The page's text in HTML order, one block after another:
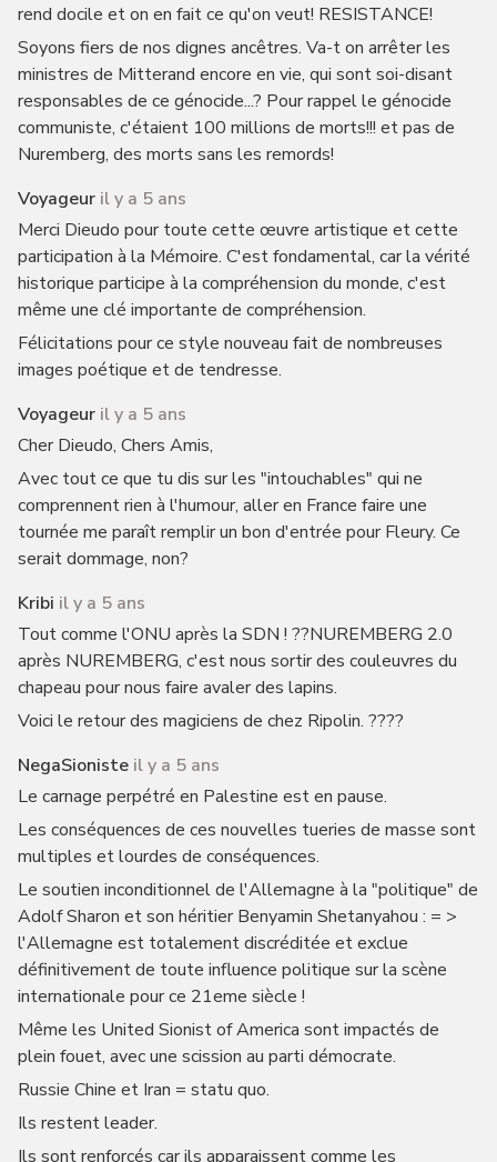
rend docile et on en fait ce qu'on veut! RESISTANCE!
Soyons fiers de nos dignes ancêtres. Va-t on arrêter les
ministres de Mitterand encore en vie, qui sont soi-disant
responsables de ce génocide...? Pour rappel le génocide
communiste, c'étaient 100 millions de morts!!! et pas de
Nuremberg, des morts sans les remords!
Voyageur il y a 5 ans
Merci Dieudo pour toute cette œuvre artistique et cette
participation à la Mémoire. C'est fondamental, car la vérité
historique participe à la compréhension du monde, c'est
même une clé importante de compréhension.
Félicitations pour ce style nouveau fait de nombreuses
images poétique et de tendresse.
Voyageur il y a 5 ans
Cher Dieudo, Chers Amis,
Avec tout ce que tu dis sur les "intouchables" qui ne
comprennent rien à l'humour, aller en France faire une
tournée me paraît remplir un bon d'entrée pour Fleury. Ce
serait dommage, non?
Kribi il y a 5 ans
Tout comme l'ONU après la SDN ! ??NUREMBERG 2.0
après NUREMBERG, c'est nous sortir des couleuvres du
chapeau pour nous faire avaler des lapins.
Voici le retour des magiciens de chez Ripolin. ????
NegaSioniste il y a 5 ans
Le carnage perpétré en Palestine est en pause.
Les conséquences de ces nouvelles tueries de masse sont
multiples et lourdes de conséquences.
Le soutien inconditionnel de l'Allemagne à la "politique" de
Adolf Sharon et son héritier Benyamin Shetanyahou : = >
l'Allemagne est totalement discréditée et exclue
définitivement de toute influence politique sur la scène
internationale pour ce 21eme siècle !
Même les United Sionist of America sont impactés de
plein fouet, avec une scission au parti démocrate.
Russie Chine et Iran = statu quo.
Ils restent leader.
Ils sont renforcés car ils apparaissent comme les